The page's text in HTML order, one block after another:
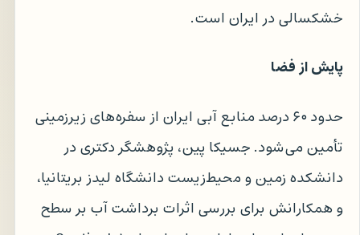
خشکسالی در ایران است.
پایش از فضا
حدود ۶۰ درصد منابع آبی ایران از سفره‌های زیرزمینی
تأمین می‌شود. جسیکا پین، پژوهشگر دکتری در
دانشکده زمین و محیط‌زیست دانشگاه لیدز بریتانیا،
و همکارانش برای بررسی اثرات برداشت آب بر سطح